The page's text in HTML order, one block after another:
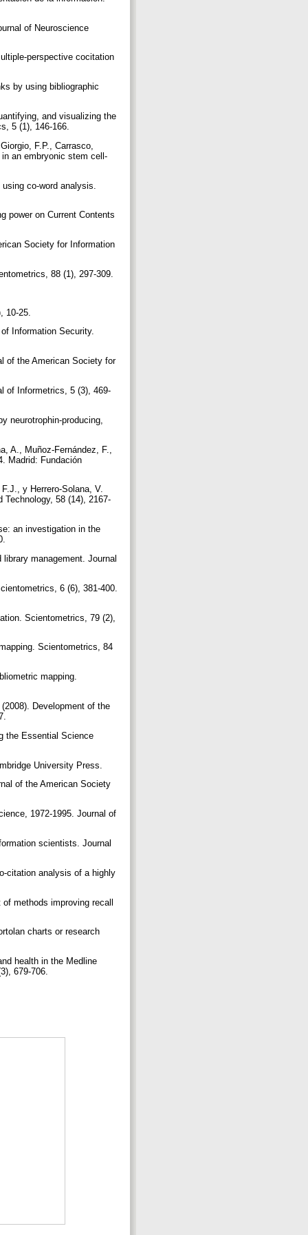
of Neuroscience
perspective cocitation
by using bibliographic
and visualizing the
5 (1), 146-166.
F.P., Carrasco,
an embryonic stem cell-
co-word analysis.
power on Current Contents
Society for Information
88 (1), 297-309.
10-25.
Information Security.
of the American Society for
of Informetrics, 5 (3), 469-
neurotrophin-producing,
A., Muñoz-Fernández, F.,
Madrid: Fundación
y Herrero-Solana, V.
58 (14), 2167-
an investigation in the
management. Journal
6 (6), 381-400.
Scientometrics, 79 (2),
Scientometrics, 84
mapping.
Development of the
the Essential Science
University Press.
of the American Society
1972-1995. Journal of
scientists. Journal
citation analysis of a highly
methods improving recall
charts or research
health in the Medline
679-706.